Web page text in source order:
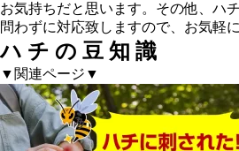
お気持ちだと思います。その他、ハ
問わずに対応致しますので、お気軽
ハ チ の 豆 知 識
▼関連ページ▼